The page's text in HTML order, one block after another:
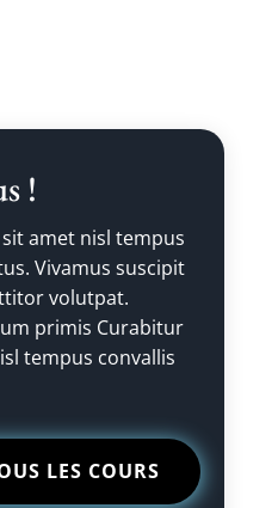
!
amet nisl tempus
Vivamus suscipit
volutpat.
primis Curabitur
tempus convallis
LES COURS